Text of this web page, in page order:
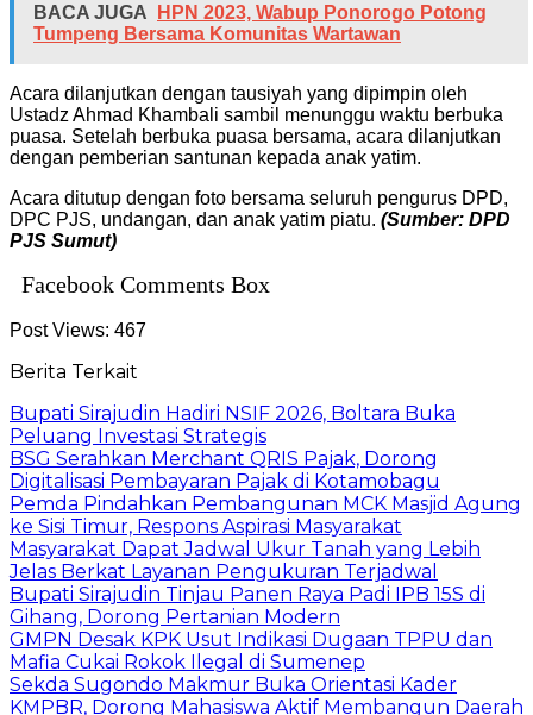
BACA JUGA
HPN 2023, Wabup Ponorogo Potong
Tumpeng Bersama Komunitas Wartawan
Acara dilanjutkan dengan tausiyah yang dipimpin oleh
Ustadz Ahmad Khambali sambil menunggu waktu berbuka
puasa. Setelah berbuka puasa bersama, acara dilanjutkan
dengan pemberian santunan kepada anak yatim.
Acara ditutup dengan foto bersama seluruh pengurus DPD,
DPC PJS, undangan, dan anak yatim piatu. (Sumber: DPD
PJS Sumut)
Facebook Comments Box
Post Views: 467
Berita Terkait
Bupati Sirajudin Hadiri NSIF 2026, Boltara Buka
Peluang Investasi Strategis
‎BSG Serahkan Merchant QRIS Pajak, Dorong
Digitalisasi Pembayaran Pajak di Kotamobagu
Pemda Pindahkan Pembangunan MCK Masjid Agung
ke Sisi Timur, Respons Aspirasi Masyarakat
Masyarakat Dapat Jadwal Ukur Tanah yang Lebih
Jelas Berkat Layanan Pengukuran Terjadwal
Bupati Sirajudin Tinjau Panen Raya Padi IPB 15S di
Gihang, Dorong Pertanian Modern
GMPN Desak KPK Usut Indikasi Dugaan TPPU dan
Mafia Cukai Rokok Ilegal di Sumenep
Sekda Sugondo Makmur Buka Orientasi Kader
KMPBR, Dorong Mahasiswa Aktif Membangun Daerah